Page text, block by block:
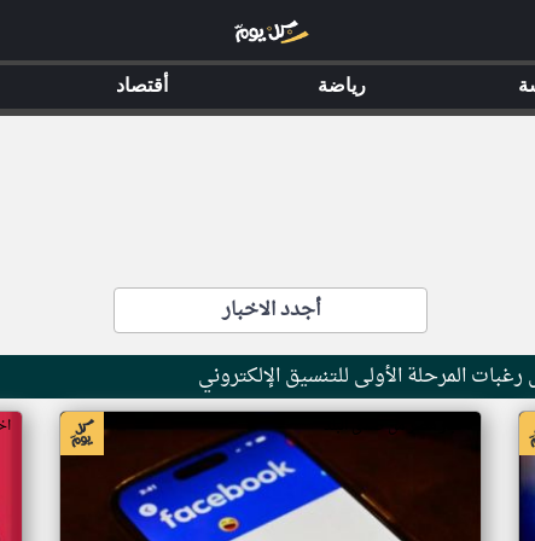
أجدد الاخبار
المرحلة الأولى للتنسيق الإلكتروني
اخبار مصر من صدى البلد
رياضة أقتصاد